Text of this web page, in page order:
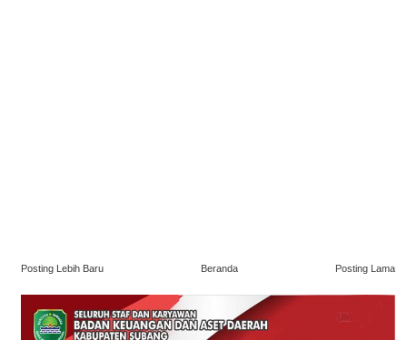
Posting Lebih Baru Posting Lama
Beranda